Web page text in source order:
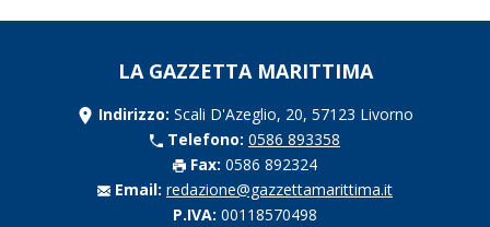
LA GAZZETTA MARITTIMA
Indirizzo: Scali D'Azeglio, 20, 57123 Livorno
Telefono: 0586 893358
Fax: 0586 892324
Email: redazione@gazzettamarittima.it
P.IVA: 00118570498